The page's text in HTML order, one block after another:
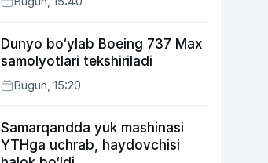
Dunyo bo‘ylab Boeing 737 Max
samolyotlari tekshiriladi
Bugun, 15:20
Samarqandda yuk mashinasi
YTHga uchrab, haydovchisi